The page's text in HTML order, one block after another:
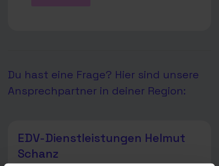
Du hast eine Frage? Hier sind unsere
Ansprechpartner in deiner Region:
EDV-Dienstleistungen Helmut
Schanz